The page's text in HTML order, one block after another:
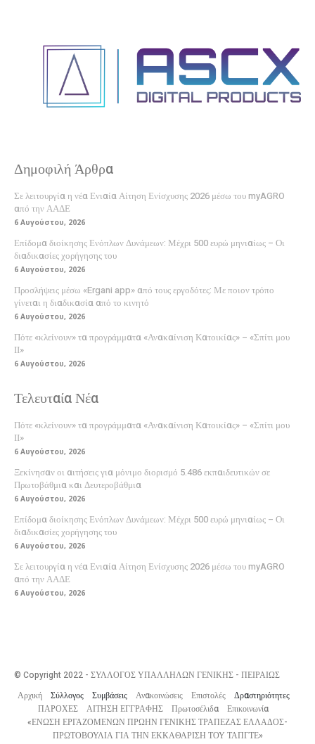
Δημοφιλή Άρθρα
Σε λειτουργία η νέα Ενιαία Αίτηση Ενίσχυσης 2026 μέσω του myAGRO
από την ΑΑΔΕ
6 Αυγούστου, 2026
Επίδομα διοίκησης Ενόπλων Δυνάμεων: Μέχρι 500 ευρώ μηνιαίως – Οι
διαδικασίες χορήγησης του
6 Αυγούστου, 2026
Προσλήψεις μέσω «Ergani app» από τους εργοδότες: Με ποιον τρόπο
γίνεται η διαδικασία από το κινητό
6 Αυγούστου, 2026
Πότε «κλείνουν» τα προγράμματα «Ανακαίνιση Κατοικίας» – «Σπίτι μου
ΙΙ»
6 Αυγούστου, 2026
Τελευταία Νέα
Πότε «κλείνουν» τα προγράμματα «Ανακαίνιση Κατοικίας» – «Σπίτι μου
ΙΙ»
6 Αυγούστου, 2026
Ξεκίνησαν οι αιτήσεις για μόνιμο διορισμό 5.486 εκπαιδευτικών σε
Πρωτοβάθμια και Δευτεροβάθμια
6 Αυγούστου, 2026
Επίδομα διοίκησης Ενόπλων Δυνάμεων: Μέχρι 500 ευρώ μηνιαίως – Οι
διαδικασίες χορήγησης του
6 Αυγούστου, 2026
Σε λειτουργία η νέα Ενιαία Αίτηση Ενίσχυσης 2026 μέσω του myAGRO
από την ΑΑΔΕ
6 Αυγούστου, 2026
© Copyright 2022 - ΣΥΛΛΟΓΟΣ ΥΠΑΛΛΗΛΩΝ ΓΕΝΙΚΗΣ - ΠΕΙΡΑΙΩΣ
Αρχική
Σύλλογος Συμβάσεις Ανακοινώσεις Επιστολές
Δραστηριότητες
ΠΑΡΟΧΕΣ
ΑΙΤΗΣΗ ΕΓΓΡΑΦΗΣ Πρωτοσέλιδα
Επικοινωνία
«ΕΝΩΣΗ ΕΡΓΑΖΟΜΕΝΩΝ ΠΡΩΗΝ ΓΕΝΙΚΗΣ ΤΡΑΠΕΖΑΣ ΕΛΛΑΔΟΣ-
ΠΡΩΤΟΒΟΥΛΙΑ ΓΙΑ ΤΗΝ ΕΚΚΑΘΑΡΙΣΗ ΤΟΥ ΤΑΠΓΤΕ»